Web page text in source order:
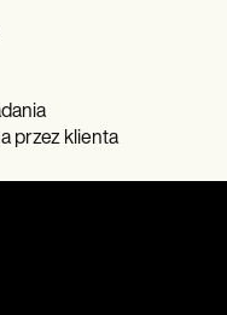
przez klienta